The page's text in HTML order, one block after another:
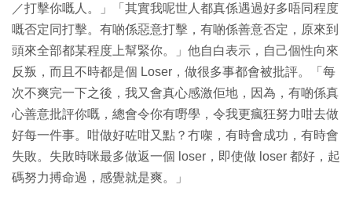
／打擊你嘅人。」「其實我呢世人都真係遇過好多唔同程度
嘅否定同打擊。有啲係惡意打擊，有啲係善意否定，原來到
頭來全部都某程度上幫緊你。」他自白表示，自己個性向來
反叛，而且不時都是個 Loser，做很多事都會被批評。「每
次不爽完一下之後，我又會真心感激佢地，因為，有啲係真
心善意批評你嘅，總會令你有嘢學，令我更瘋狂努力咁去做
好每一件事。咁做好咗咁又點？冇㗎，有時會成功，有時會
失敗。失敗時咪最多做返一個 loser，即使做 loser 都好，起
碼努力搏命過，感覺就是爽。」